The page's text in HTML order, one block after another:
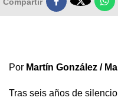
Por Martín González /
Tras seis años de